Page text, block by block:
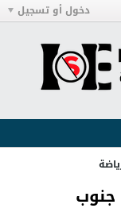
دخول أو تسجيل
جنوب